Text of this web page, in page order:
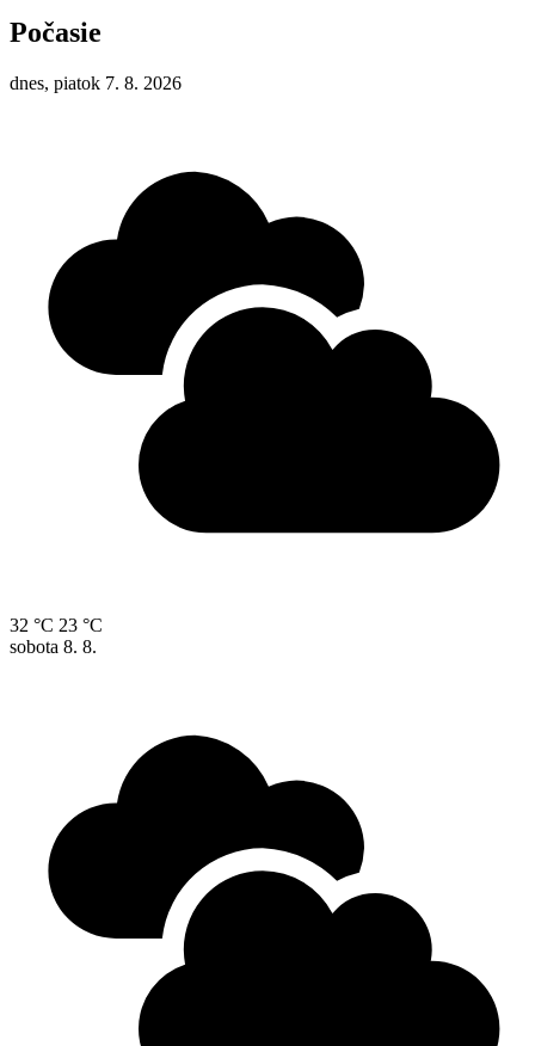
Počasie
dnes, piatok 7. 8. 2026
32 °C 23 °C
sobota 8. 8.